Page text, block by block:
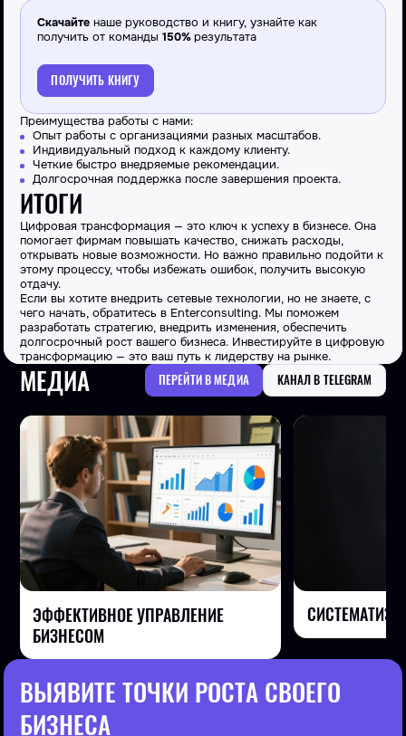
Скачайте наше руководство и книгу, узнайте как
получить от команды 150%результата
ПОЛУЧИТЬ КНИГУ
Преимущества работы с нами:
Опыт работы с организациями разных масштабов.
Индивидуальный подход к каждому клиенту.
Четкие быстро внедряемые рекомендации.
Долгосрочная поддержка после завершения проекта.
ИТОГИ
Цифровая трансформация — это ключ к успеху в бизнесе. Она
помогает фирмам повышать качество, снижать расходы,
открывать новые возможности. Но важно правильно подойти к
этому процессу, чтобы избежать ошибок, получить высокую
отдачу.
Если вы хотите внедрить сетевые технологии, но не знаете, с
чего начать, обратитесь в Enterconsulting. Мы поможем
разработать стратегию, внедрить изменения, обеспечить
долгосрочный рост вашего бизнеса. Инвестируйте в цифровую
трансформацию — это ваш путь к лидерству на рынке.
МЕДИА ПЕРЕЙТИ В МЕДИА КАНАЛ В TELEGRAM
ЭФФЕКТИВНОЕ УПРАВЛЕНИЕ
БИЗНЕСОМ
ВЫЯВИТЕ ТОЧКИ РОСТА СВОЕГО
БИЗНЕСА